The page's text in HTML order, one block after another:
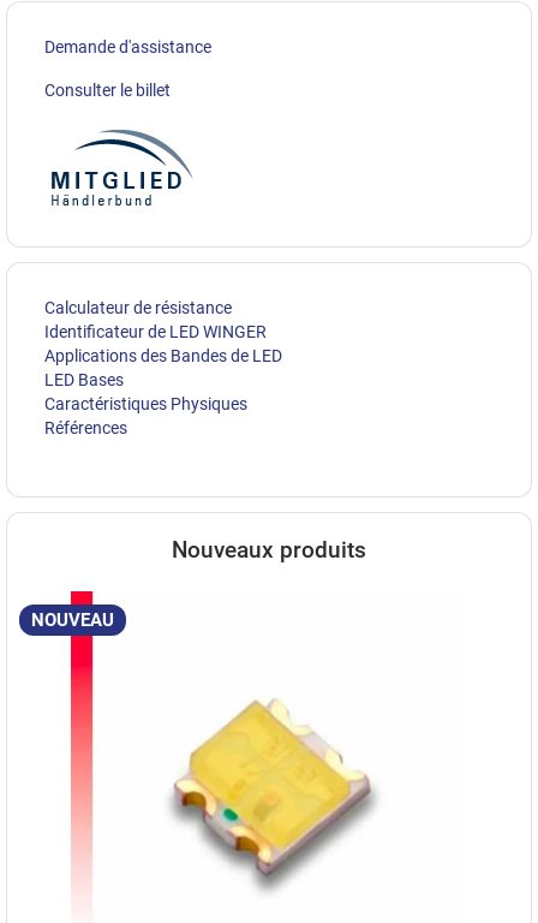
Demande d'assistance
Consulter le billet
Calculateur de résistance
Identificateur de LED WINGER
Applications des Bandes de LED
LED Bases
Caractéristiques Physiques
Références
Nouveaux produits
NOUVEAU